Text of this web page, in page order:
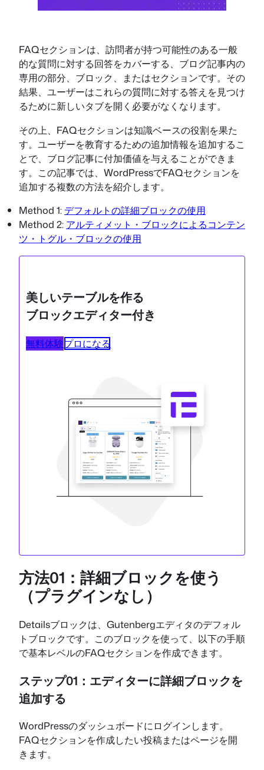
FAQセクションは、訪問者が持つ可能性のある一般
的な質問に対する回答をカバーする、ブログ記事内の
専用の部分、ブロック、またはセクションです。その
結果、ユーザーはこれらの質問に対する答えを見つけ
るために新しいタブを開く必要がなくなります。
その上、FAQセクションは知識ベースの役割を果た
す。ユーザーを教育するための追加情報を追加するこ
とで、ブログ記事に付加価値を与えることができま
す。この記事では、WordPressでFAQセクションを
追加する複数の方法を紹介します。
Method 1: デフォルトの詳細ブロックの使用
Method 2: アルティメット・ブロックによるコンテン
ツ・トグル・ブロックの使用
美しいテーブルを作る
ブロックエディター付き
無料体験プロになる
方法01：詳細ブロックを使う
（プラグインなし）
Detailsブロックは、Gutenbergエディタのデフォル
トブロックです。このブロックを使って、以下の手順
で基本レベルのFAQセクションを作成できます。
ステップ01：エディターに詳細ブロックを
追加する
WordPressのダッシュボードにログインします。
FAQセクションを作成したい投稿またはページを開
きます。